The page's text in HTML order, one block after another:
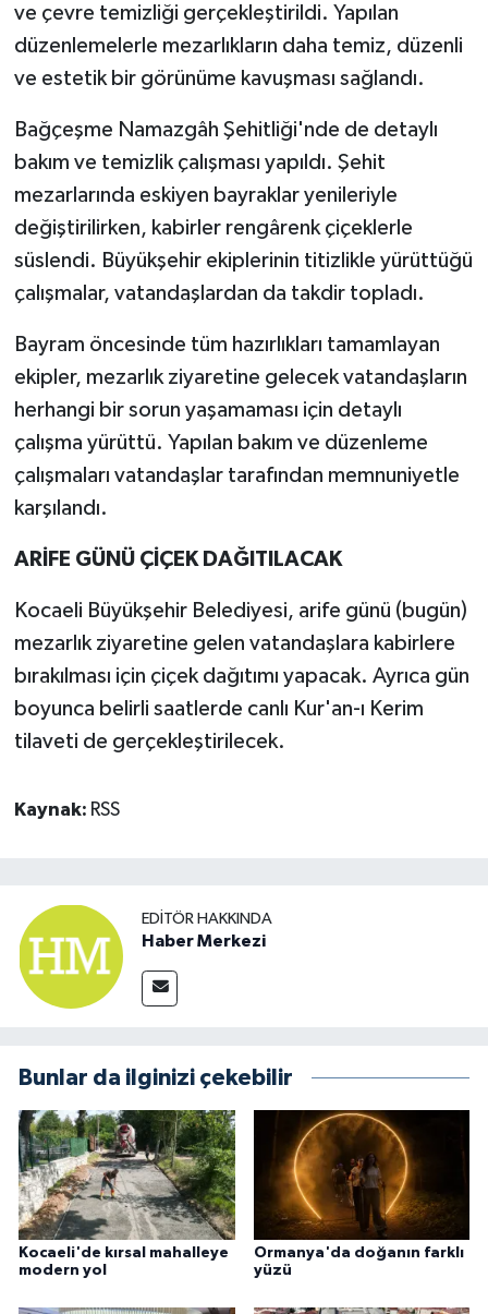
ve çevre temizliği gerçekleştirildi. Yapılan
düzenlemelerle mezarlıkların daha temiz, düzenli
ve estetik bir görünüme kavuşması sağlandı.
Bağçeşme Namazgâh Şehitliği'nde de detaylı
bakım ve temizlik çalışması yapıldı. Şehit
mezarlarında eskiyen bayraklar yenileriyle
değiştirilirken, kabirler rengârenk çiçeklerle
süslendi. Büyükşehir ekiplerinin titizlikle yürüttüğü
çalışmalar, vatandaşlardan da takdir topladı.
Bayram öncesinde tüm hazırlıkları tamamlayan
ekipler, mezarlık ziyaretine gelecek vatandaşların
herhangi bir sorun yaşamaması için detaylı
çalışma yürüttü. Yapılan bakım ve düzenleme
çalışmaları vatandaşlar tarafından memnuniyetle
karşılandı.
ARİFE GÜNÜ ÇİÇEK DAĞITILACAK
Kocaeli Büyükşehir Belediyesi, arife günü (bugün)
mezarlık ziyaretine gelen vatandaşlara kabirlere
bırakılması için çiçek dağıtımı yapacak. Ayrıca gün
boyunca belirli saatlerde canlı Kur'an-ı Kerim
tilaveti de gerçekleştirilecek.
Kaynak: RSS
EDITÖR HAKKINDA
Haber Merkezi
Bunlar da ilginizi çekebilir
Kocaeli'de kırsal mahalleye
modern yol
Ormanya'da doğanın farklı
yüzü